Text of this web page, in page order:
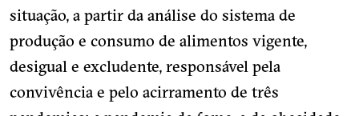
situação, a partir da análise do sistema de
produção e consumo de alimentos vigente,
desigual e excludente, responsável pela
convivência e pelo acirramento de três